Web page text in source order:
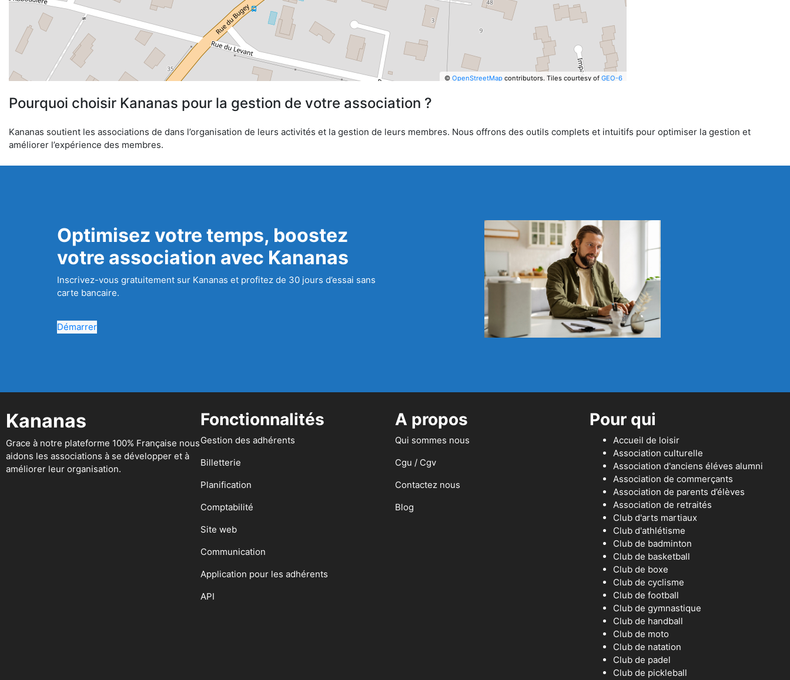
© OpenStreetMapcontributors. Tiles courtesy of GEO-6
Pourquoi choisir Kananas pour la gestion de votre association ?
Kananas soutient les associations de dans l’organisation de leurs activités et la gestion de leurs membres. Nous offrons des outils complets et intuitifs pour optimiser la gestion et
améliorer l’expérience des membres.
Optimisez votre temps, boostez
votre association avec Kananas
Inscrivez-vous gratuitement sur Kananas et profitez de 30 jours d’essai sans
carte bancaire.
Démarrer
Kananas
Grace à notre plateforme 100% Française nous
aidons les associations à se développer et à
améliorer leur organisation.
Fonctionnalités
Gestion des adhérents
Billetterie
Planification
Comptabilité
Site web
Communication
Application pour les adhérents
API
A propos
Qui sommes nous
Cgu / Cgv
Contactez nous
Blog
Pour qui
Accueil de loisir
Association culturelle
Association d'anciens éléves alumni
Association de commerçants
Association de parents d’élèves
Association de retraités
Club d'arts martiaux
Club d'athlétisme
Club de badminton
Club de basketball
Club de boxe
Club de cyclisme
Club de football
Club de gymnastique
Club de handball
Club de moto
Club de natation
Club de padel
Club de pickleball